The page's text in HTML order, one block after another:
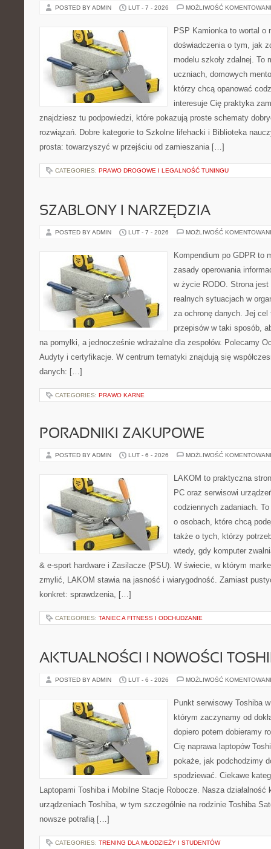
POSTED BY ADMIN LUT - 7 - 2026 MOŻLIWOŚĆ
PSP Kamionka to wortal o
doświadczenia o tym, jak
modelu szkoły zdalnej. To
uczniach, domowych
którzy chcą opanować
interesuje Cię praktyka
znajdziesz tu podpowiedzi, które pokazują proste schematy
rozwiązań. Dobre kategorie to Szkolne lifehacki i Biblioteka
prosta: towarzyszyć w przejściu od zamieszania […]
CATEGORIES: PRAWO DROGOWE I LEGALNOŚĆ TUNINGU
SZABLONY I NARZĘDZIA
POSTED BY ADMIN LUT - 7 - 2026 MOŻLIWOŚĆ
Kompendium po GDPR to
zasady operowania
w życie RODO. Strona
realnych sytuacjach w
za ochronę danych. Jej cel
przepisów w taki sposób,
na pomyłki, a jednocześnie wdrażalne dla zespołów. Polecamy
Audyty i certyfikacje. W centrum tematyki znajdują się
danych: […]
CATEGORIES: PRAWO KARNE
PORADNIKI ZAKUPOWE
POSTED BY ADMIN LUT - 6 - 2026 MOŻLIWOŚĆ
LAKOM to praktyczna
PC oraz serwisowi
codziennych zadaniach.
o osobach, które chcą
także o tych, którzy
wtedy, gdy komputer
& e-sport hardware i Zasilacze (PSU). W świecie, w którym
zmylić, LAKOM stawia na jasność i wiarygodność. Zamiast
konkret: sprawdzenia, […]
CATEGORIES: TANIEC A FITNESS I ODCHUDZANIE
AKTUALNOŚCI I NOWOŚCI
POSTED BY ADMIN LUT - 6 - 2026 MOŻLIWOŚĆ
Punkt serwisowy Toshiba
którym zaczynamy od
dopiero potem dobieramy
Cię naprawa laptopów
pokaże, jak podchodzimy
spodziewać. Ciekawe
Laptopami Toshiba i Mobilne Stacje Robocze. Nasza działalność
urządzeniach Toshiba, w tym szczególnie na rodzinie Toshiba
nowsze potrafią […]
CATEGORIES: TRENING DLA MŁODZIEŻY I STUDENTÓW